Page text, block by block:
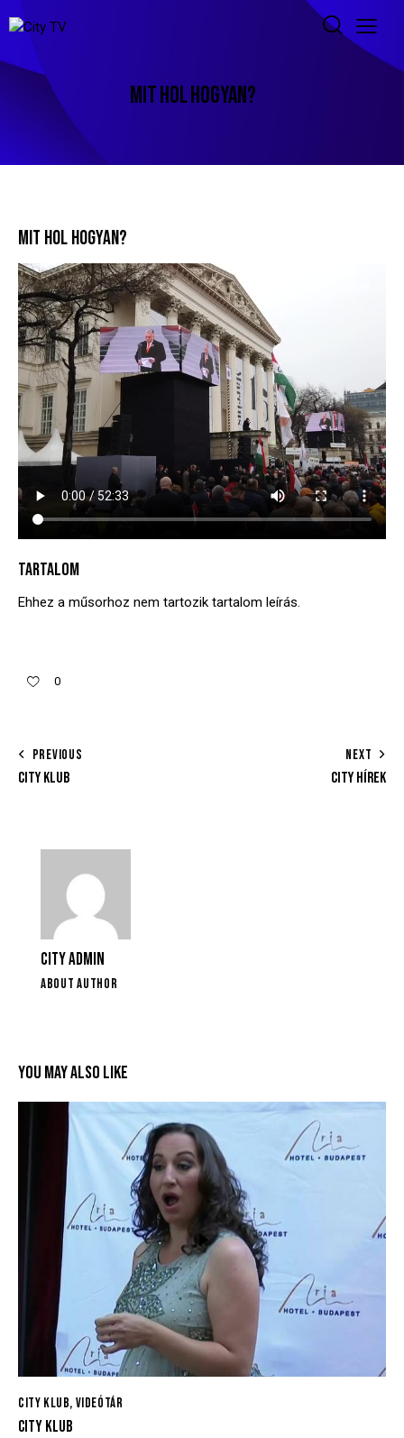
MIT HOL HOGYAN?
MIT HOL HOGYAN?
TARTALOM
Ehhez a műsorhoz nem tartozik tartalom leírás.
0
PREVIOUS
CITY KLUB
NEXT
CITY HÍREK
CITY ADMIN
ABOUT AUTHOR
YOU MAY ALSO LIKE
CITY KLUB, VIDEÓTÁR
CITY KLUB